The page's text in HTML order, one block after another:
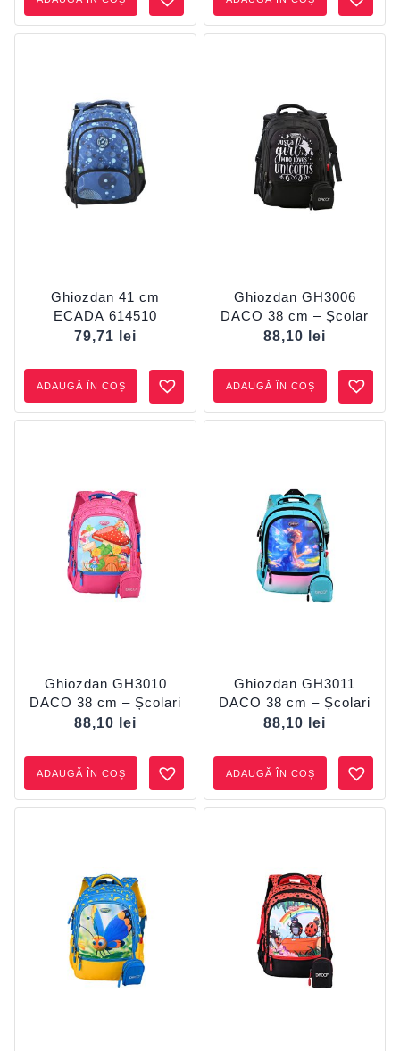
Ghiozdan 41 cm
ECADA 614510
79,71
lei
ADAUGĂ ÎN COȘ
Ghiozdan GH3006
DACO 38 cm – Școlar
88,10
lei
ADAUGĂ ÎN COȘ
Ghiozdan GH3010
DACO 38 cm – Școlari
88,10
lei
ADAUGĂ ÎN COȘ
Ghiozdan GH3011
DACO 38 cm – Școlari
88,10
lei
ADAUGĂ ÎN COȘ